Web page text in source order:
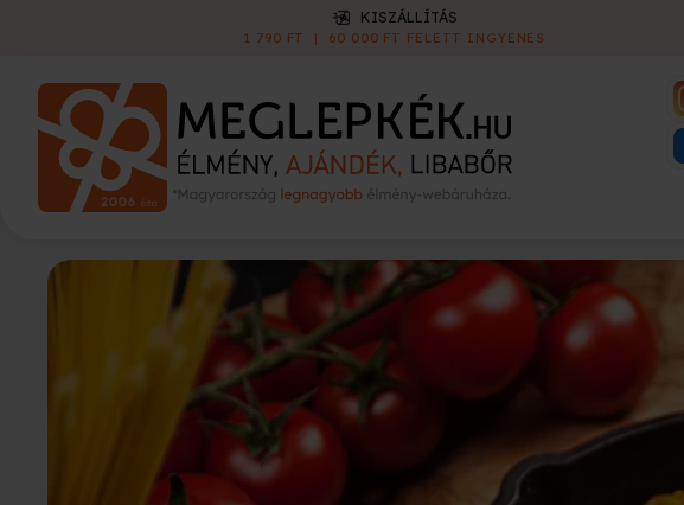
ONLINE E-UTALVÁNY
AZONNAL LETÖLTHETŐ | INGYENES